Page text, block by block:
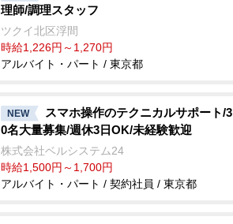
理師/調理スタッフ
ツクイ北区浮間
時給1,226円～1,270円
アルバイト・パート / 東京都
NEW
スマホ操作のテクニカルサポート/3
0名大量募集/週休3日OK/未経験歓迎
株式会社ベルシステム24
時給1,500円～1,700円
アルバイト・パート / 契約社員 / 東京都